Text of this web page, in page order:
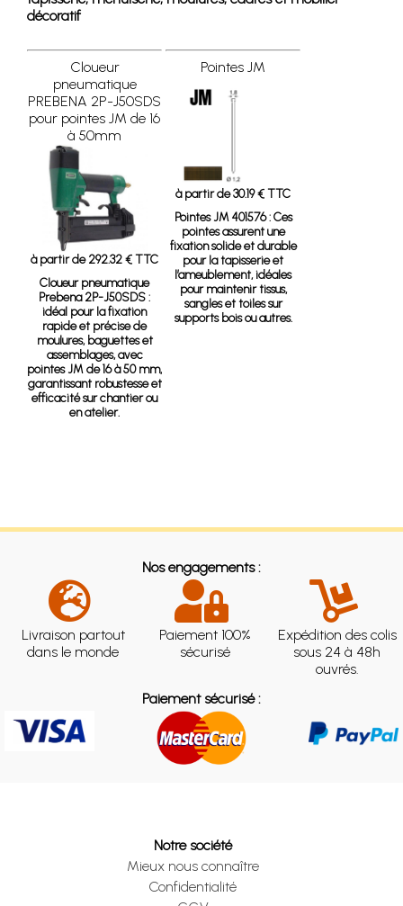
décoratif
Cloueur
pneumatique
PREBENA 2P-J50SDS
pour pointes JM de 16
à 50mm
à partir de 292.32 € TTC
Cloueur pneumatique
Prebena 2P-J50SDS:
idéal pour la fixation
rapide et précise de
moulures, baguettes et
assemblages, avec
pointes JM de 16 à 50 mm,
garantissant robustesse et
efficacité sur chantier ou
en atelier.
Pointes JM
à partir de 30.19 € TTC
Pointes JM 401576: Ces
pointes assurent une
fixation solide et durable
pour la tapisserie et
l’ameublement, idéales
pour maintenir tissus,
sangles et toiles sur
supports bois ou autres.
Nos engagements :
Livraison partout
dans le monde
Paiement 100%
sécurisé
Expédition des colis
sous 24 à 48h
ouvrés.
Paiement sécurisé :
Notre société
Mieux nous connaître
Confidentialité